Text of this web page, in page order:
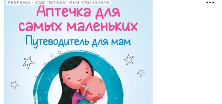
РЕКЛАМА • ООО "ЮТЕКА" ИНН 7704384878